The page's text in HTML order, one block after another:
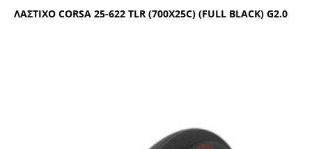
ΛΑΣΤΙΧΟ CΟRSΑ 25-622 ΤLR (700Χ25C) (FULL ΒLΑCΚ) G2.0